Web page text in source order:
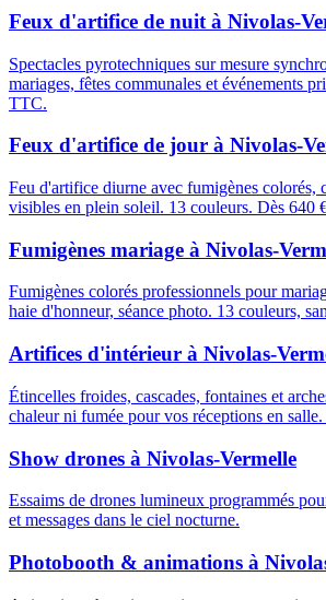
Feux d'artifice de nuit à Nivolas-
Spectacles pyrotechniques sur mesure
mariages, fêtes communales et événements
TTC.
Feux d'artifice de jour à Nivolas-
Feu d'artifice diurne avec fumigènes colorés,
visibles en plein soleil. 13 couleurs. Dès 640
Fumigènes mariage à Nivolas-
Fumigènes colorés professionnels pour
haie d'honneur, séance photo. 13 couleurs,
Artifices d'intérieur à Nivolas-
Étincelles froides, cascades, fontaines et
chaleur ni fumée pour vos réceptions en
Show drones à Nivolas-Vermelle
Essaims de drones lumineux programmés
et messages dans le ciel nocturne.
Photobooth & animations à